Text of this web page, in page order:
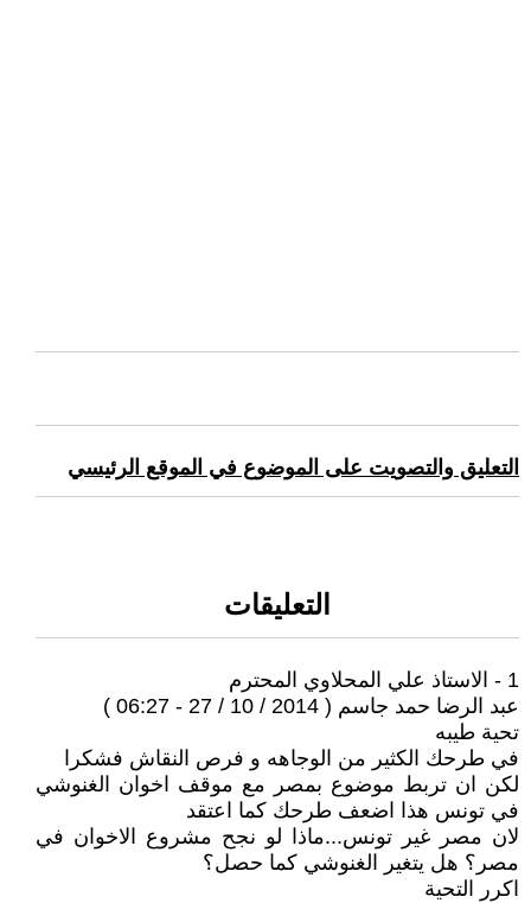
التعليق والتصويت على الموضوع في الموقع الرئيسي
التعليقات
1 - الاستاذ علي المحلاوي المحترم
عبد الرضا حمد جاسم ( 2014 / 10 / 27 - 06:27 )
تحية طيبه
في طرحك الكثير من الوجاهه و فرص النقاش فشكرا
لكن ان تربط موضوع بمصر مع موقف اخوان الغنوشي
في تونس هذا اضعف طرحك كما اعتقد
لان مصر غير تونس...ماذا لو نجح مشروع الاخوان في
مصر؟ هل يتغير الغنوشي كما حصل؟
اكرر التحية